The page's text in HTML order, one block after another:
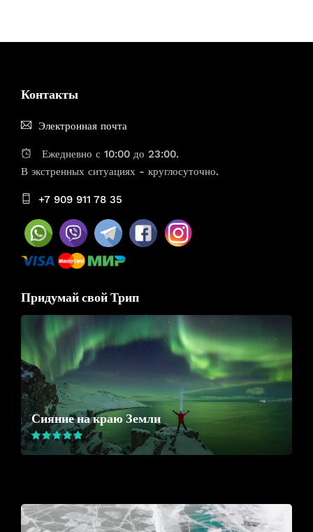
Контакты
Электронная почта
Ежедневно с 10:00 до 23:00.
В экстренных ситуациях - круглосуточно.
+7 909 911 78 35
Придумай свой Трип
Сияние на краю Земли